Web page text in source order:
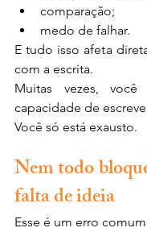
comparação;
medo de falhar.
E tudo isso afeta
com a escrita.
Muitas vezes,
capacidade de
Você só está exausto.
Nem todo
falta de ideia
Esse é um erro